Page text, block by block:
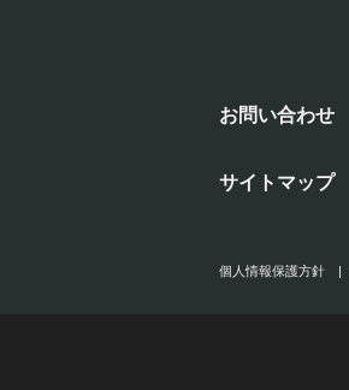
お問い合わせ
サイトマップ
個人情報保護方針 |